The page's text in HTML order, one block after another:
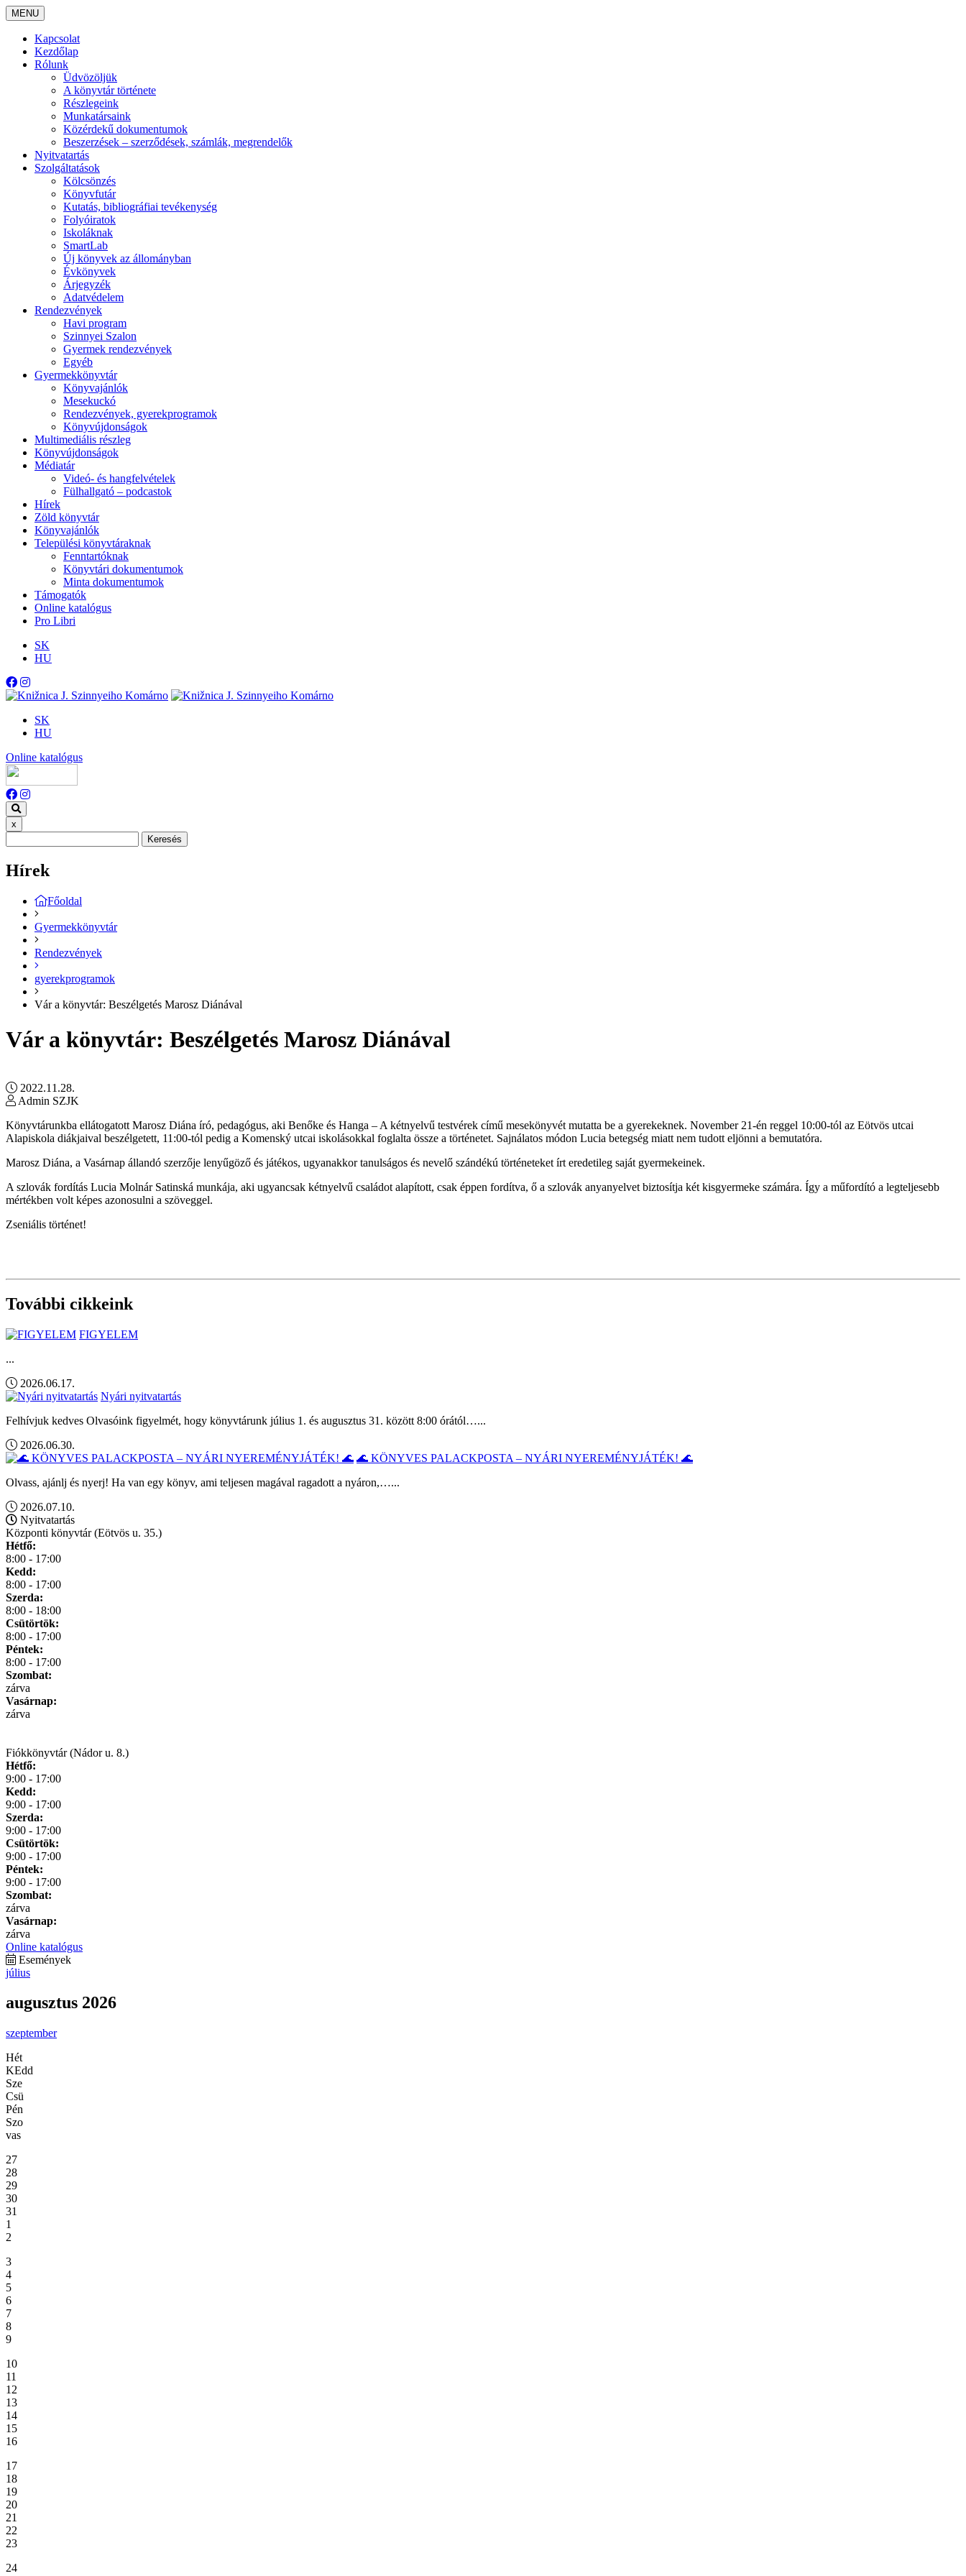
MENU
Kapcsolat
Kezdőlap
Rólunk
Üdvözöljük
A könyvtár története
Részlegeink
Munkatársaink
Közérdekű dokumentumok
Beszerzések – szerződések, számlák, megrendelők
Nyitvatartás
Szolgáltatások
Kölcsönzés
Könyvfutár
Kutatás, bibliográfiai tevékenység
Folyóiratok
Iskoláknak
SmartLab
Új könyvek az állományban
Évkönyvek
Árjegyzék
Adatvédelem
Rendezvények
Havi program
Szinnyei Szalon
Gyermek rendezvények
Egyéb
Gyermekkönyvtár
Könyvajánlók
Mesekuckó
Rendezvények, gyerekprogramok
Könyvújdonságok
Multimediális részleg
Könyvújdonságok
Médiatár
Videó- és hangfelvételek
Fülhallgató – podcastok
Hírek
Zöld könyvtár
Könyvajánlók
Települési könyvtáraknak
Fenntartóknak
Könyvtári dokumentumok
Minta dokumentumok
Támogatók
Online katalógus
Pro Libri
SK
HU
SK
HU
Online katalógus
x
Keresés
Hírek
Főoldal
Gyermekkönyvtár
Rendezvények
gyerekprogramok
Vár a könyvtár: Beszélgetés Marosz Diánával
Vár a könyvtár: Beszélgetés Marosz Diánával
2022.11.28.
Admin SZJK
Könyvtárunkba ellátogatott Marosz Diána író, pedagógus, aki Benőke és Hanga – A kétnyelvű testvérek című mesekönyvét mutatta be a gyerekeknek. November 21-én reggel 10:00-tól az Eötvös utcai
Alapiskola diákjaival beszélgetett, 11:00-tól pedig a Komenský utcai iskolásokkal foglalta össze a történetet. Sajnálatos módon Lucia betegség miatt nem tudott eljönni a bemutatóra.
Marosz Diána, a Vasárnap állandó szerzője lenyűgöző és játékos, ugyanakkor tanulságos és nevelő szándékú történeteket írt eredetileg saját gyermekeinek.
A szlovák fordítás Lucia Molnár Satinská munkája, aki ugyancsak kétnyelvű családot alapított, csak éppen fordítva, ő a szlovák anyanyelvet biztosítja két kisgyermeke számára. Így a műfordító a legteljesebb
mértékben volt képes azonosulni a szöveggel.
Zseniális történet!
További cikkeink
FIGYELEM
...
2026.06.17.
Nyári nyitvatartás
Felhívjuk kedves Olvasóink figyelmét, hogy könyvtárunk július 1. és augusztus 31. között 8:00 órától…...
2026.06.30.
🌊 KÖNYVES PALACKPOSTA – NYÁRI NYEREMÉNYJÁTÉK! 🌊
Olvass, ajánlj és nyerj! Ha van egy könyv, ami teljesen magával ragadott a nyáron,…...
2026.07.10.
Nyitvatartás
Központi könyvtár (Eötvös u. 35.)
Hétfő:
8:00 - 17:00
Kedd:
8:00 - 17:00
Szerda:
8:00 - 18:00
Csütörtök:
8:00 - 17:00
Péntek:
8:00 - 17:00
Szombat:
zárva
Vasárnap:
zárva
Fiókkönyvtár (Nádor u. 8.)
Hétfő:
9:00 - 17:00
Kedd:
9:00 - 17:00
Szerda:
9:00 - 17:00
Csütörtök:
9:00 - 17:00
Péntek:
9:00 - 17:00
Szombat:
zárva
Vasárnap:
zárva
Online katalógus
Események
július
augusztus 2026
szeptember
Hét
KEdd
Sze
Csü
Pén
Szo
vas
27
28
29
30
31
1
2
3
4
5
6
7
8
9
10
11
12
13
14
15
16
17
18
19
20
21
22
23
24